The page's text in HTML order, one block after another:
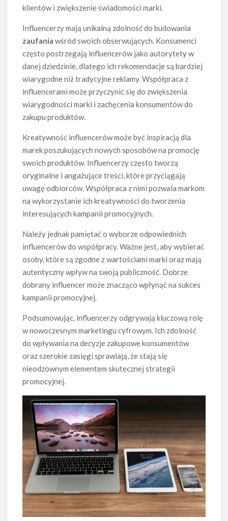
klientów i zwiększenie świadomości marki.
Influencerzy mają unikalną zdolność do budowania
zaufania wśród swoich obserwujących. Konsumenci
często postrzegają influencerów jako autorytety w
danej dziedzinie, dlatego ich rekomendacje są bardziej
wiarygodne niż tradycyjne reklamy. Współpraca z
influencerami może przyczynić się do zwiększenia
wiarygodności marki i zachęcenia konsumentów do
zakupu produktów.
Kreatywność influencerów może być inspiracją dla
marek poszukujących nowych sposobów na promocję
swoich produktów. Influencerzy często tworzą
oryginalne i angażujące treści, które przyciągają
uwagę odbiorców. Współpraca z nimi pozwala markom
na wykorzystanie ich kreatywności do tworzenia
interesujących kampanii promocyjnych.
Należy jednak pamiętać o wyborze odpowiednich
influencerów do współpracy. Ważne jest, aby wybierać
osoby, które są zgodne z wartościami marki oraz mają
autentyczny wpływ na swoją publiczność. Dobrze
dobrany influencer może znacząco wpłynąć na sukces
kampanii promocyjnej.
Podsumowując, influencerzy odgrywają kluczową rolę
w nowoczesnym marketingu cyfrowym. Ich zdolność
do wpływania na decyzje zakupowe konsumentów
oraz szerokie zasięgi sprawiają, że stają się
nieodzownym elementem skutecznej strategii
promocyjnej.